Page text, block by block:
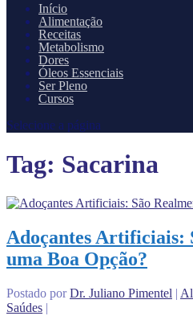
Início
Alimentação
Receitas
Metabolismo
Dores
Óleos Essenciais
Ser Pleno
Cursos
Selecione a página
Tag: Sacarina
Adoçantes Artificiais:
uma Boa Opção?
Postado porDr. Juliano Pimentel |
Saúdes |